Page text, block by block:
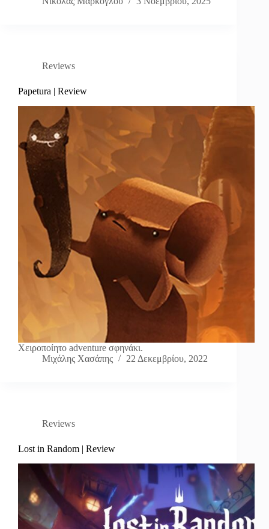
Reviews
Papetura | Review
Χειροποίητο adventure σφηνάκι.
Μιχάλης Χασάπης
22 Δεκεμβρίου, 2022
Reviews
Lost in Random | Review